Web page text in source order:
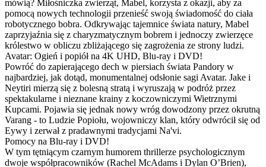
mówią? Miłośniczka zwierząt, Mabel, korzysta z okazji, aby za
pomocą nowych technologii przenieść swoją świadomość do ciała
robotycznego bobra. Odkrywając tajemnice świata natury, Mabel
zaprzyjaźnia się z charyzmatycznym bobrem i jednoczy zwierzęce
królestwo w obliczu zbliżającego się zagrożenia ze strony ludzi.
Avatar: Ogień i popiół na 4K UHD, Blu-ray i DVD!
Powróć do zapierającego dech w piersiach świata Pandory w
najbardziej, jak dotąd, monumentalnej odsłonie sagi Avatar. Jake i
Neytiri mierzą się z bolesną stratą i wyruszają w podróż przez
spektakularne i nieznane krainy z koczowniczymi Wietrznymi
Kupcami. Pojawia się jednak nowy wróg dowodzony przez okrutną
Varang - to Ludzie Popiołu, wojowniczy klan, który odwrócił się od
Eywy i zerwał z pradawnymi tradycjami Na'vi.
Pomocy na Blu-ray i DVD!
W tym tętniącym czarnym humorem thrillerze psychologicznym
dwoje współpracowników (Rachel McAdams i Dylan O’Brien),